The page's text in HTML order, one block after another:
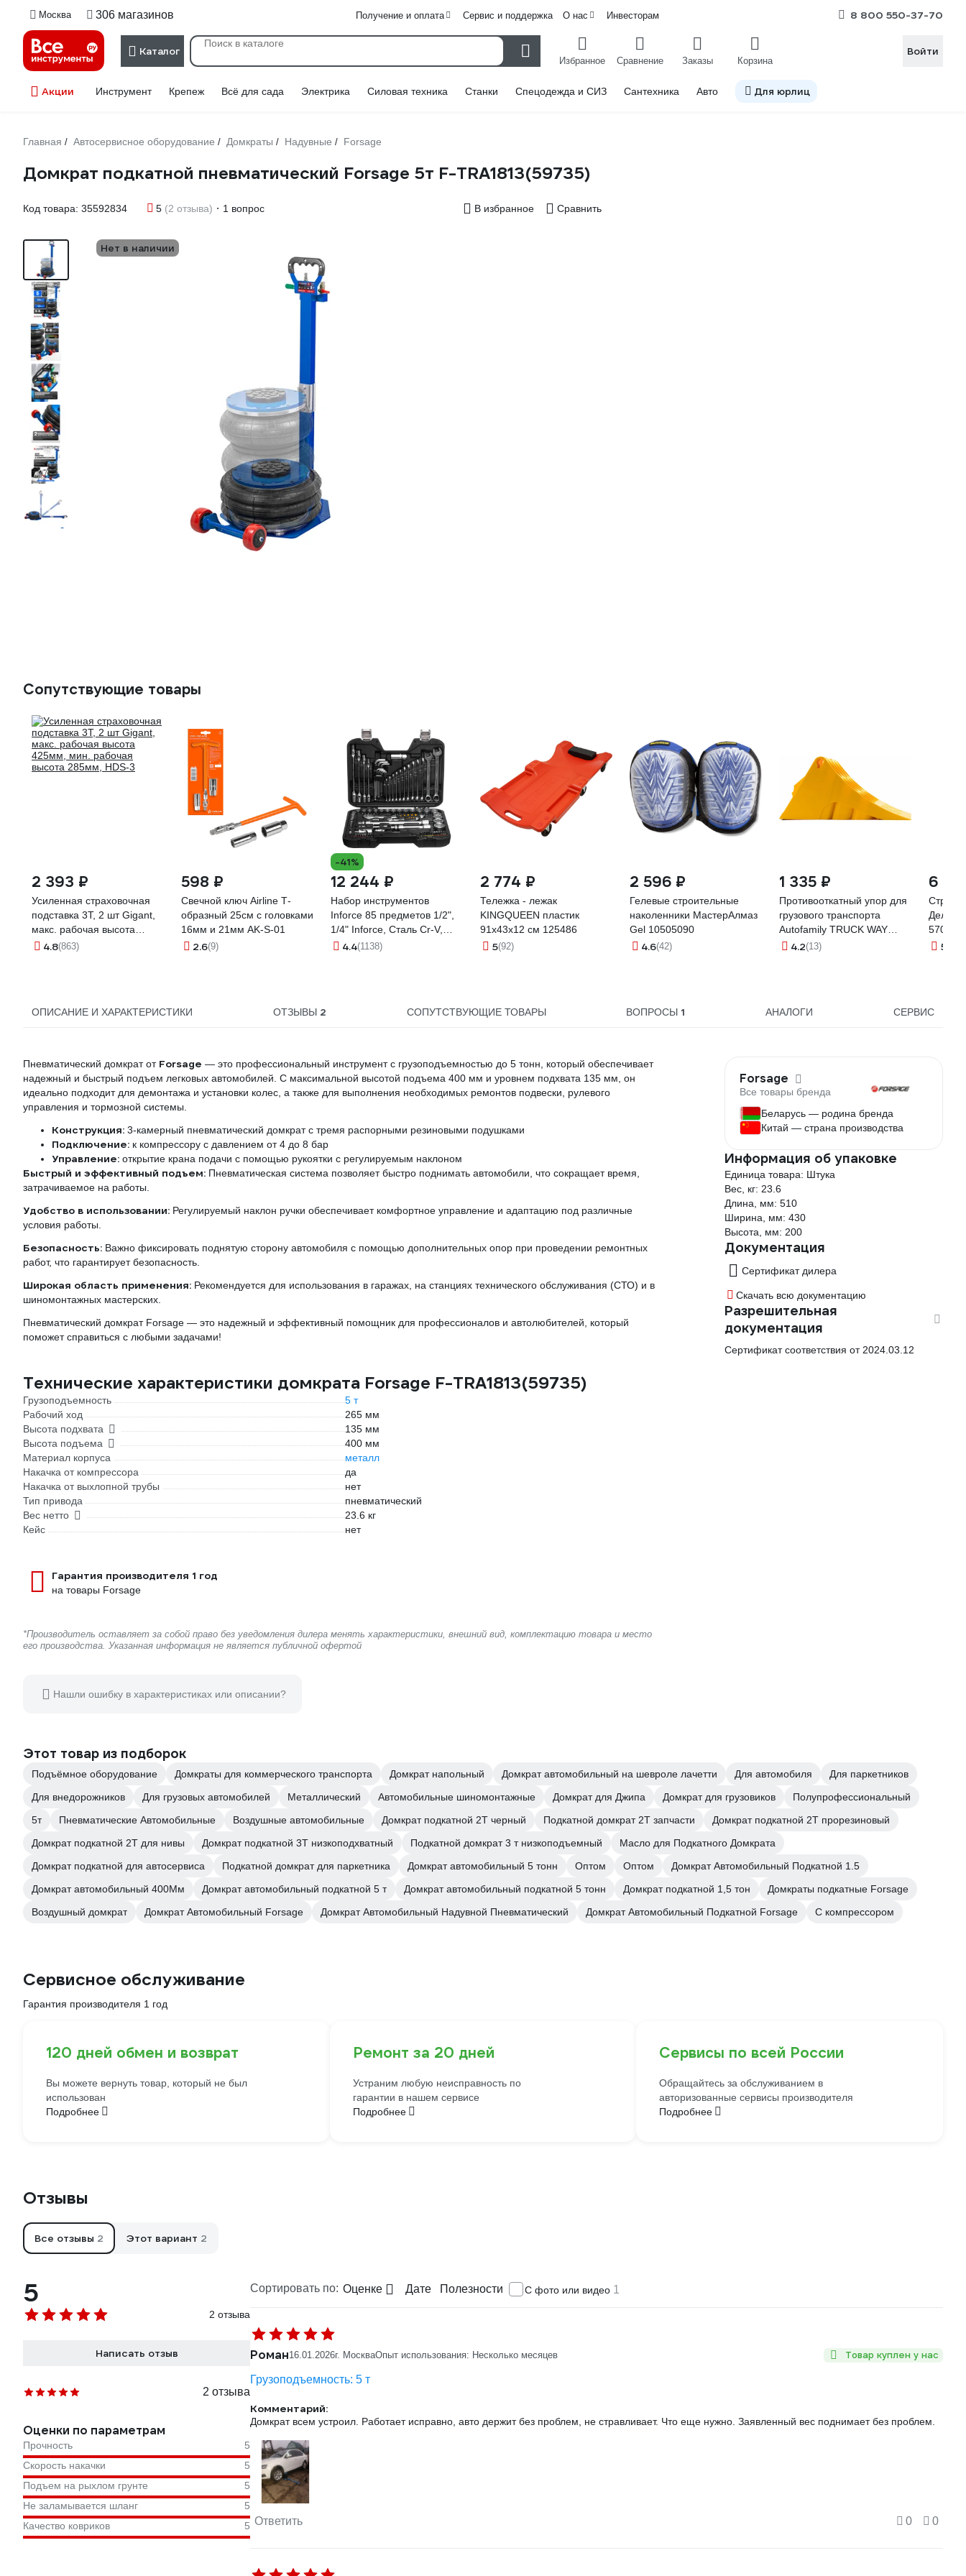
Москва 306 магазинов Получение и оплата Сервис и поддержка О нас Инвесторам 8 800 550-37-70
Каталог
Избранное Сравнение Заказы Корзина
Войти
Акции Инструмент Крепеж Всё для сада Электрика Силовая техника Станки Спецодежда и СИЗ Сантехника Авто Для юрлиц
Главная / Автосервисное оборудование / Домкраты / Надувные / Forsage
Домкрат подкатной пневматический Forsage 5т F-TRA1813(59735)
Код товара: 35592834 5 (2 отзыва) 1 вопрос В избранное Сравнить
Нет в наличии
Сопутствующие товары
2 393 ₽
Усиленная страховочная
подставка 3Т, 2 шт Gigant,
макс. рабочая высота
425мм, мин. рабочая
4.8(863)
598 ₽
Свечной ключ Airline Т-
образный 25см с головками
16мм и 21мм AK-S-01
2.6(9)
-41%
12 244 ₽
Набор инструментов
Inforce 85 предметов 1/2",
1/4" Inforce, Сталь Cr-V,
Профессиональный, 06-07-
4.4(1138)
2 774 ₽
Тележка - лежак
KINGQUEEN пластик
91х43x12 см 125486
5(92)
2 596 ₽
Гелевые строительные
наколенники МастерАлмаз
Gel 10505090
4.6(42)
1 335 ₽
Противооткатный упор для
грузового транспорта
Autofamily TRUCK WAY
G53, желтый TW.G.53.01.01
4.2(13)
6
Дело
570мм,
5
ОПИСАНИЕ И ХАРАКТЕРИСТИКИ ОТЗЫВЫ 2 СОПУТСТВУЮЩИЕ ТОВАРЫ ВОПРОСЫ 1 АНАЛОГИ СЕРВИС
Пневматический домкрат от Forsage — это профессиональный инструмент с грузоподъемностью до 5 тонн, который обеспечивает
надежный и быстрый подъем легковых автомобилей. С максимальной высотой подъема 400 мм и уровнем подхвата 135 мм, он
идеально подходит для демонтажа и установки колес, а также для выполнения необходимых ремонтов подвески, рулевого
управления и тормозной системы.
Конструкция: 3-камерный пневматический домкрат с тремя распорными резиновыми подушками
Подключение: к компрессору с давлением от 4 до 8 бар
Управление: открытие крана подачи с помощью рукоятки с регулируемым наклоном
Быстрый и эффективный подъем: Пневматическая система позволяет быстро поднимать автомобили, что сокращает время,
затрачиваемое на работы.
Удобство в использовании: Регулируемый наклон ручки обеспечивает комфортное управление и адаптацию под различные
условия работы.
Безопасность: Важно фиксировать поднятую сторону автомобиля с помощью дополнительных опор при проведении ремонтных
работ, что гарантирует безопасность.
Широкая область применения: Рекомендуется для использования в гаражах, на станциях технического обслуживания (СТО) и в
шиномонтажных мастерских.
Пневматический домкрат Forsage — это надежный и эффективный помощник для профессионалов и автолюбителей, который
поможет справиться с любыми задачами!
Технические характеристики домкрата Forsage F-TRA1813(59735)
Грузоподъемность
5 т
Рабочий ход
265 мм
Высота подхвата
135 мм
Высота подъема
400 мм
Материал корпуса
металл
Накачка от компрессора
да
Накачка от выхлопной трубы
нет
Тип привода
пневматический
Вес нетто
23.6 кг
Кейс
нет
Гарантия производителя 1 год
на товары Forsage
*Производитель оставляет за собой право без уведомления дилера менять характеристики, внешний вид, комплектацию товара и место
его производства. Указанная информация не является публичной офертой
Нашли ошибку в характеристиках или описании?
Forsage
Все товары бренда
Беларусь — родина бренда
Китай — страна производства
Информация об упаковке
Единица товара: Штука
Вес, кг: 23.6
Длина, мм: 510
Ширина, мм: 430
Высота, мм: 200
Документация
Сертификат дилера
Скачать всю документацию
Разрешительная
документация
Сертификат соответствия от 2024.03.12
Этот товар из подборок
Подъёмное оборудование Домкраты для коммерческого транспорта Домкрат напольный Домкрат автомобильный на шевроле лачетти Для автомобиля
Для паркетников
Для внедорожников
Для грузовых автомобилей Металлический Автомобильные шиномонтажные Домкрат для Джипа Домкрат для грузовиков
Полупрофессиональный
5т
Пневматические Автомобильные Воздушные автомобильные Домкрат подкатной 2Т черный Подкатной домкрат 2Т запчасти
Домкрат подкатной 2Т прорезиновый
Домкрат подкатной 2Т для нивы
Домкрат подкатной 3Т низкоподхватный Подкатной домкрат 3 т низкоподъемный
Масло для Подкатного Домкрата
Домкрат подкатной для автосервиса
Подкатной домкрат для паркетника Домкрат автомобильный 5 тонн Оптом Оптом
Домкрат Автомобильный Подкатной 1.5
Домкрат автомобильный 400Мм
Домкрат автомобильный подкатной 5 т Домкрат автомобильный подкатной 5 тонн Домкрат подкатной 1,5 тон
Домкраты подкатные Forsage
Воздушный домкрат
Домкрат Автомобильный Forsage Домкрат Автомобильный Надувной Пневматический Домкрат Автомобильный Подкатной Forsage С компрессором
Сервисное обслуживание
Гарантия производителя 1 год
120 дней обмен и возврат
Вы можете вернуть товар, который не был
использован
Подробнее
Ремонт за 20 дней
Устраним любую неисправность по
гарантии в нашем сервисе
Подробнее
Сервисы по всей России
Обращайтесь за обслуживанием в
авторизованные сервисы производителя
Подробнее
Отзывы
Все отзывы 2 Этот вариант 2
5
2 отзыва
Написать отзыв
2 отзыва
Оценки по параметрам
Прочность
5
Скорость накачки
5
Подъем на рыхлом грунте
5
Не заламывается шланг
5
Качество ковриков
5
Сортировать по: Оценке Дате Полезности С фото или видео 1
Роман16.01.2026г. МоскваОпыт использования: Несколько месяцев
Товар куплен у нас
Грузоподъемность: 5 т
Комментарий:
Домкрат всем устроил. Работает исправно, авто держит без проблем, не стравливает. Что еще нужно. Заявленный вес поднимает без проблем.
Ответить 0 0